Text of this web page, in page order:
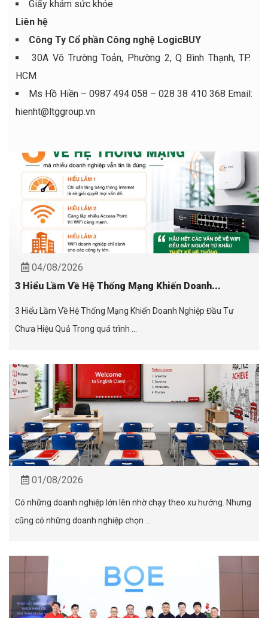
Giấy khám sức khỏe
Liên hệ
Công Ty Cổ phần Công nghệ LogicBUY
30A Võ Trường Toản, Phường 2, Q Bình Thạnh, TP.
HCM
Ms Hồ Hiền – 0987 494 058 – 028 38 410 368 Email:
hienht@ltggroup.vn
04/08/2026
3 Hiểu Lầm Về Hệ Thống Mạng Khiến Doanh...
3 Hiểu Lầm Về Hệ Thống Mạng Khiến Doanh Nghiệp Đầu Tư
Chưa Hiệu Quả Trong quá trình ...
01/08/2026
Có những doanh nghiệp lớn lên nhờ chạy theo xu hướng. Nhưng
cũng có những doanh nghiệp chọn ...